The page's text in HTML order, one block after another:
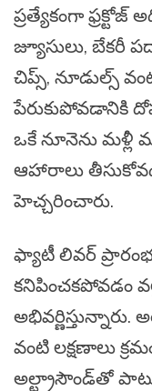
ప్రత్యేకంగా
జ్యూసులు, బేకరీ
చిప్స్, నూడుల్స్
పేరుకుపోవడానికి
ఒకే నూనెను మళ్లీ
ఆహారాలు
హెచ్చరించారు.
ఫ్యాటీ లివర్
కనిపించకపోవడం
వంటి లక్షణాలు
అల్ట్రాసౌండ్‌తో